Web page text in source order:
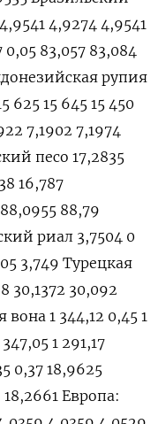
4,9274 4,9541
83,057 83,084
рупия
625 15 645 15 450
7,1902 7,1974
песо 17,2835
16,787
88,79
риал 3,7504 0
3,749 Турецкая
30,1372 30,092
1 344,12 0,45 1
1 291,17
0,37 18,9625
18,2661 Европа: